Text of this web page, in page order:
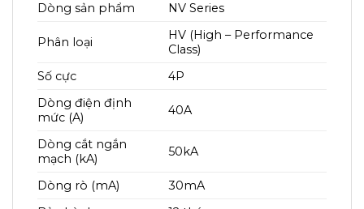
Dòng sản phẩm
NV Series
Phân loại
HV (High – Performance
Class)
Số cực
4P
Dòng điện định
mức (A)
40A
Dòng cắt ngắn
mạch (kA)
50kA
Dòng rò (mA)
30mA